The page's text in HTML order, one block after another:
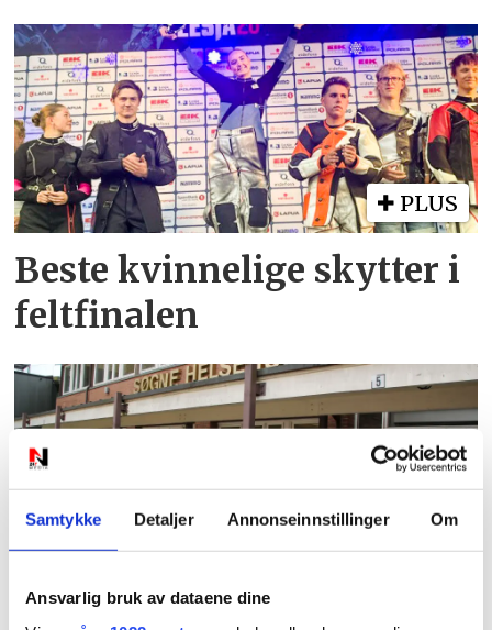
Samtykke Detaljer Annonseinnstillinger Om
Ansvarlig bruk av dataene dine
PLUS
Beste kvinnelige skytter i
feltfinalen
Leger får betalt for å la